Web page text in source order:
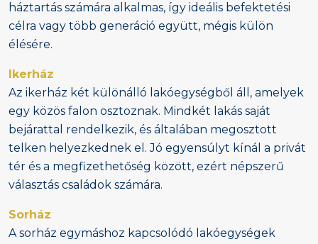
háztartás számára alkalmas, így ideális befektetési
célra vagy több generáció együtt, mégis külön
élésére.
Ikerház
Az ikerház két különálló lakóegységből áll, amelyek
egy közös falon osztoznak. Mindkét lakás saját
bejárattal rendelkezik, és általában megosztott
telken helyezkednek el. Jó egyensúlyt kínál a privát
tér és a megfizethetőség között, ezért népszerű
választás családok számára.
Sorház
A sorház egymáshoz kapcsolódó lakóegységek